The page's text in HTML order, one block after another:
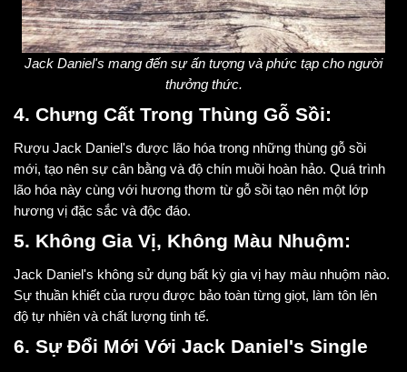
Jack Daniel's mang đến sự ấn tượng và phức tạp cho người
thưởng thức.
4. Chưng Cất Trong Thùng Gỗ Sồi:
Rượu Jack Daniel's được lão hóa trong những thùng gỗ sồi
mới, tạo nên sự cân bằng và độ chín muồi hoàn hảo. Quá trình
lão hóa này cùng với hương thơm từ gỗ sồi tạo nên một lớp
hương vị đặc sắc và độc đáo.
5. Không Gia Vị, Không Màu Nhuộm:
Jack Daniel's không sử dụng bất kỳ gia vị hay màu nhuộm nào.
Sự thuần khiết của rượu được bảo toàn từng giọt, làm tôn lên
độ tự nhiên và chất lượng tinh tế.
6. Sự Đổi Mới Với Jack Daniel's Single